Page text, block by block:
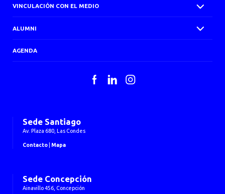
VINCULACIÓN CON EL MEDIO
ALUMNI
AGENDA
FacebookLinkedInInstagram
Sede Santiago
Av. Plaza 680, Las Condes
Contacto Mapa
Sede Concepción
Ainavillo 456, Concepción